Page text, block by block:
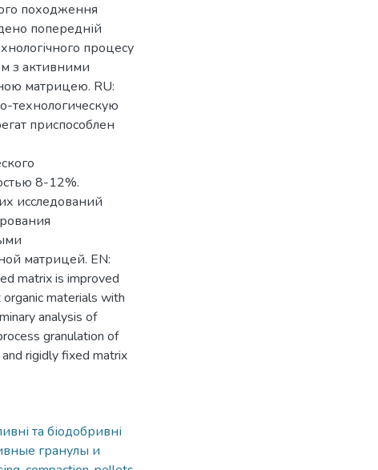
походження
попередній
процесу
з активними
матрицею. RU:
технологическую
приспособлен
8-12%.
исследований
матрицей. EN:
matrix is improved
materials with
analysis of
granulation of
rigidly fixed matrix
та біодобривні
гранулы и